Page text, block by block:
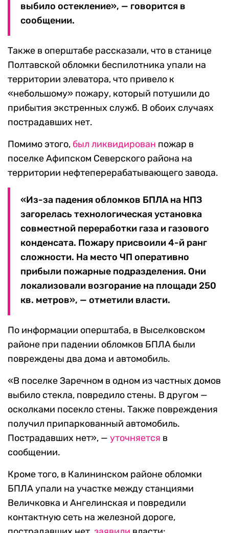
выбило остекление», — говорится в
сообщении.
Также в оперштабе рассказали, что в станице
Полтавской обломки беспилотника упали на
территории элеватора, что привело к
«небольшому» пожару, который потушили до
прибытия экстренных служб. В обоих случаях
пострадавших нет.
Помимо этого, был ликвидирован пожар в
поселке Афипском Северского района на
территории нефтеперерабатывающего завода.
«Из-за падения обломков БПЛА на НПЗ
загорелась технологическая установка
совместной переработки газа и газового
конденсата. Пожару присвоили 4-й ранг
сложности. На место ЧП оперативно
прибыли пожарные подразделения. Они
локализовали возгорание на площади 250
кв. метров», — отметили власти.
По информации оперштаба, в Выселковском
районе при падении обломков БПЛА были
повреждены два дома и автомобиль.
«В поселке Заречном в одном из частных домов
выбило стекла, повредило стены. В другом —
осколками посекло стены. Также повреждения
получил припаркованный автомобиль.
Пострадавших нет», — уточняется в
сообщении.
Кроме того, в Калининском районе обломки
БПЛА упали на участке между станциями
Величковка и Ангелинская и повредили
контактную сеть на железной дороге,